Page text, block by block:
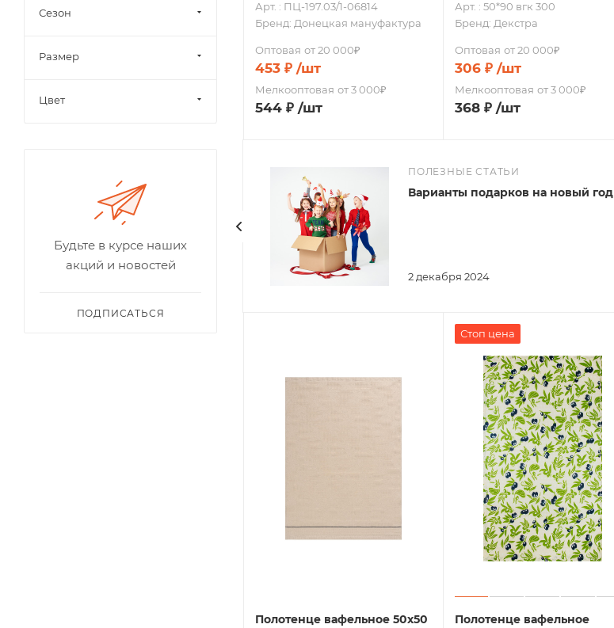
Арт. : ПЦ-197.03/1-06814
Бренд: Донецкая мануфактура
Оптовая от 20 000₽
453 ₽ /шт
Мелкооптовая от 3 000₽
544 ₽ /шт
Арт. : 50*90 вгк 300
Бренд: Декстра
Оптовая от 20 000₽
306₽ /шт
Мелкооптовая от 3 000₽
368₽ /шт
ПОЛЕЗНЫЕ СТАТЬИ
2 декабря 2024
Варианты подарков на новый год
Полотенце вафельное 50х50
Стоп цена
Полотенце вафельное
Сезон
Размер
Цвет
Будьте в курсе наших
акций и новостей
ПОДПИСАТЬСЯ